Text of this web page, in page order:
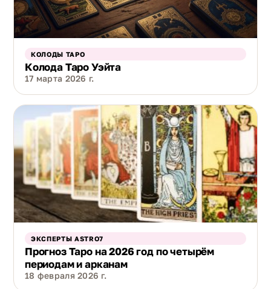
КОЛОДЫ ТАРО
Колода Таро Уэйта
17 марта 2026 г.
ЭКСПЕРТЫ ASTRO7
Прогноз Таро на 2026 год по четырём
периодам и арканам
18 февраля 2026 г.